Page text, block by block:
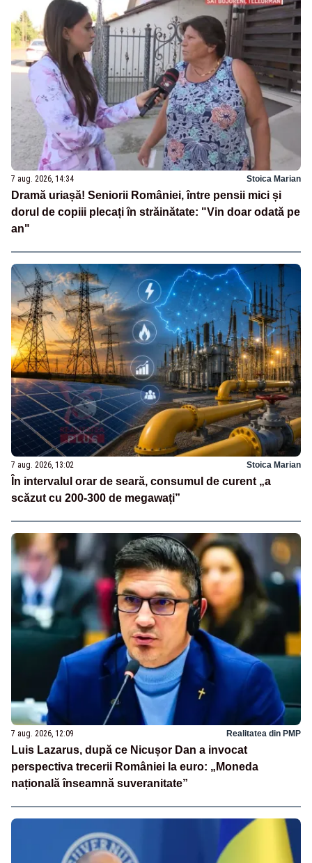
7 aug. 2026, 14:34 Stoica Marian
Dramă uriașă! Seniorii României, între pensii mici și
dorul de copiii plecați în străinătate: "Vin doar odată pe
an"
7 aug. 2026, 13:02 Stoica Marian
În intervalul orar de seară, consumul de curent „a
scăzut cu 200-300 de megawați”
7 aug. 2026, 12:09 Realitatea din PMP
Luis Lazarus, după ce Nicușor Dan a invocat
perspectiva trecerii României la euro: „Moneda
națională înseamnă suveranitate”